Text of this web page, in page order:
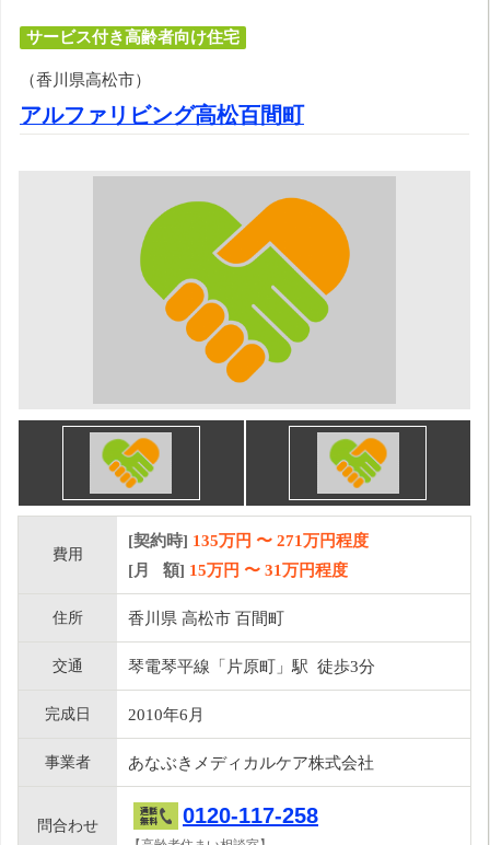
サービス付き高齢者向け住宅
（香川県高松市）
アルファリビング高松百間町
費用
[契約時] 135万円 〜 271万円程度
[月 額] 15万円 〜 31万円程度
住所 香川県 高松市 百間町
交通 琴電琴平線「片原町」駅 徒歩3分
完成日 2010年6月
事業者 あなぶきメディカルケア株式会社
問合わせ 0120-117-258